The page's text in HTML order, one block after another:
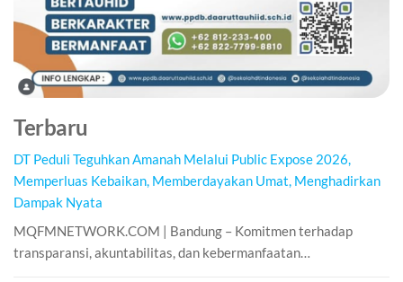
Terbaru
DT Peduli Teguhkan Amanah Melalui Public Expose 2026,
Memperluas Kebaikan, Memberdayakan Umat, Menghadirkan
Dampak Nyata
MQFMNETWORK.COM | Bandung – Komitmen terhadap
transparansi, akuntabilitas, dan kebermanfaatan…